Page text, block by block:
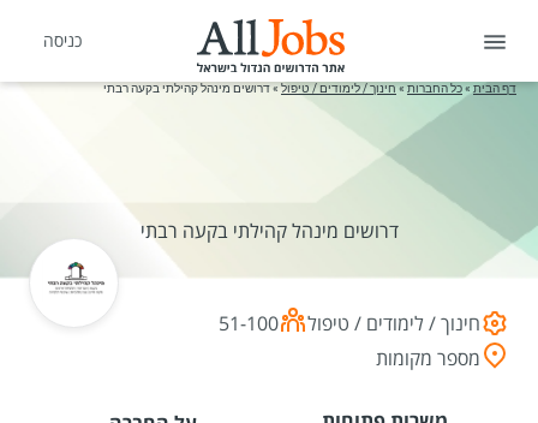
כניסה
דף הבית »כל החברות » חינוך / לימודים / טיפול»דרושים מינהל קהילתי בקעה רבתי
דרושים מינהל קהילתי בקעה רבתי
חינוך / לימודים / טיפול
51-100
מספר מקומות